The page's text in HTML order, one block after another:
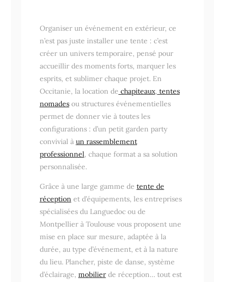
Organiser un événement en extérieur, ce
n’est pas juste installer une tente : c’est
créer un univers temporaire, pensé pour
accueillir des moments forts, marquer les
esprits, et sublimer chaque projet. En
Occitanie, la location de chapiteaux, tentes
nomadesou structures événementielles
permet de donner vie à toutes les
configurations : d’un petit garden party
convivial à un rassemblement
professionnel, chaque format a sa solution
personnalisée.
Grâce à une large gamme de tente de
réception et d’équipements, les entreprises
spécialisées du Languedoc ou de
Montpellier à Toulouse vous proposent une
mise en place sur mesure, adaptée à la
durée, au type d’événement, et à la nature
du lieu. Plancher, piste de danse, système
d’éclairage, mobilierde réception… tout est